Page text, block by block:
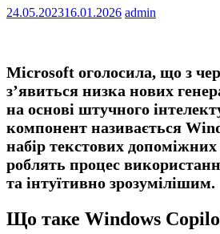
24.05.202316.01.2026 admin
Microsoft оголосила, що з
з’явиться низка нових
на основі штучного
компонент називається
набір текстових
роблять процес
та інтуїтивно зрозумілішим.
Що таке Windows